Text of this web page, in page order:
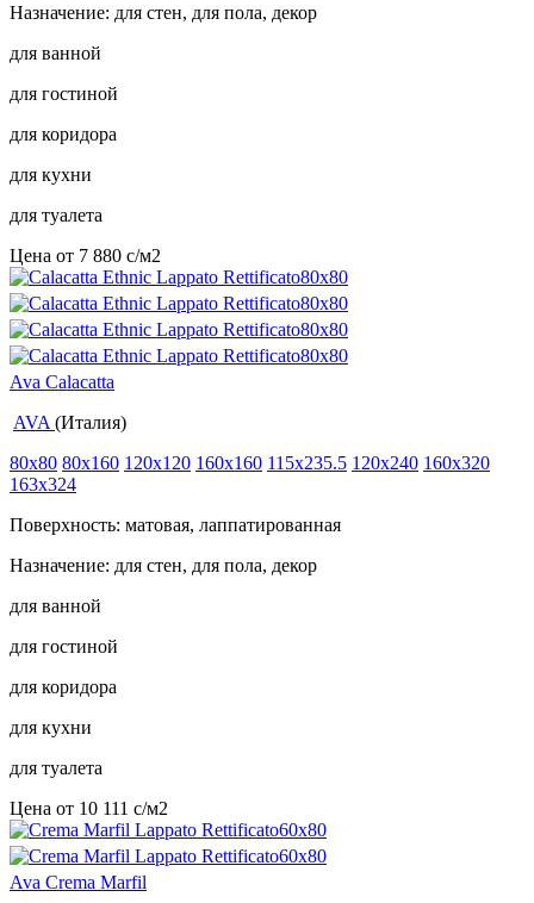
Назначение: для стен, для пола, декор
для ванной
для гостиной
для коридора
для кухни
для туалета
Цена от 7 880 c/м2
Ava Calacatta
AVA (Италия)
80x80 80x160 120x120 160x160 115x235.5 120x240 160x320
163x324
Поверхность: матовая, лаппатированная
Назначение: для стен, для пола, декор
для ванной
для гостиной
для коридора
для кухни
для туалета
Цена от 10 111 c/м2
Ava Crema Marfil